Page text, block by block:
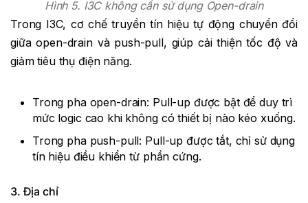
Hình 5. I3C không cần sử dụng Open-drain
Trong I3C, cơ chế truyền tín hiệu tự động chuyển đổi
giữa open-drain và push-pull, giúp cải thiện tốc độ và
giảm tiêu thụ điện năng.
Trong pha open-drain: Pull-up được bật để duy trì
mức logic cao khi không có thiết bị nào kéo xuống.
Trong pha push-pull: Pull-up được tắt, chỉ sử dụng
tín hiệu điều khiển từ phần cứng.
3. Địa chỉ